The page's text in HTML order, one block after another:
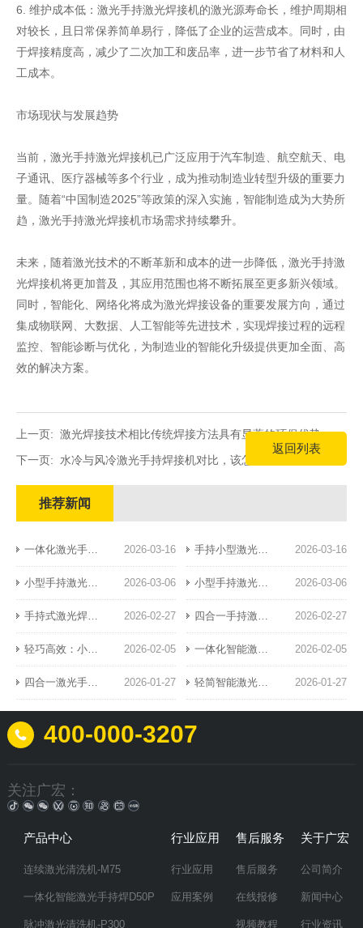
6. 维护成本低：激光手持激光焊接机的激光源寿命长，维护周期相
对较长，且日常保养简单易行，降低了企业的运营成本。同时，由
于焊接精度高，减少了二次加工和废品率，进一步节省了材料和人
工成本。
市场现状与发展趋势
当前，激光手持激光焊接机已广泛应用于汽车制造、航空航天、电
子通讯、医疗器械等多个行业，成为推动制造业转型升级的重要力
量。随着“中国制造2025”等政策的深入实施，智能制造成为大势所
趋，激光手持激光焊接机市场需求持续攀升。
未来，随着激光技术的不断革新和成本的进一步降低，激光手持激
光焊接机将更加普及，其应用范围也将不断拓展至更多新兴领域。
同时，智能化、网络化将成为激光焊接设备的重要发展方向，通过
集成物联网、大数据、人工智能等先进技术，实现焊接过程的远程
监控、智能诊断与优化，为制造业的智能化升级提供更加全面、高
效的解决方案。
返回列表
上一页: 激光焊接技术相比传统焊接方法具有显著的环保优势
下一页: 水冷与风冷激光手持焊接机对比，该怎么选？
推荐新闻
2026-03-16
一体化激光手持焊：焊接技术的革新突破 2026-03-16
​手持小型激光焊接机：精密制造的新利器
2026-03-06
小型手持激光焊接机：精密焊接新标杆 2026-03-06
小型手持激光焊接机：便携高效的工业新宠
2026-02-27
手持式激光焊接机的典型应用场景 2026-02-27
四合一手持激光焊接机的功能特点与核心优势解析
2026-02-05
轻巧高效：小型风冷手持激光焊接设备革新钣金加工业 2026-02-05
一体化智能激光手持焊：引领精密焊接新纪元
2026-01-27
四合一激光手持焊：高效稳定焊接方案 2026-01-27
轻简智能激光手持焊：高效焊接的未来之选
400-000-3207
关注广宏：
产品中心
连续激光清洗机-M75
一体化智能激光手持焊D50P
脉冲激光清洗机-P300
行业应用
行业应用
应用案例
售后服务
售后服务
在线报修
视频教程
关于广宏
公司简介
新闻中心
行业资讯